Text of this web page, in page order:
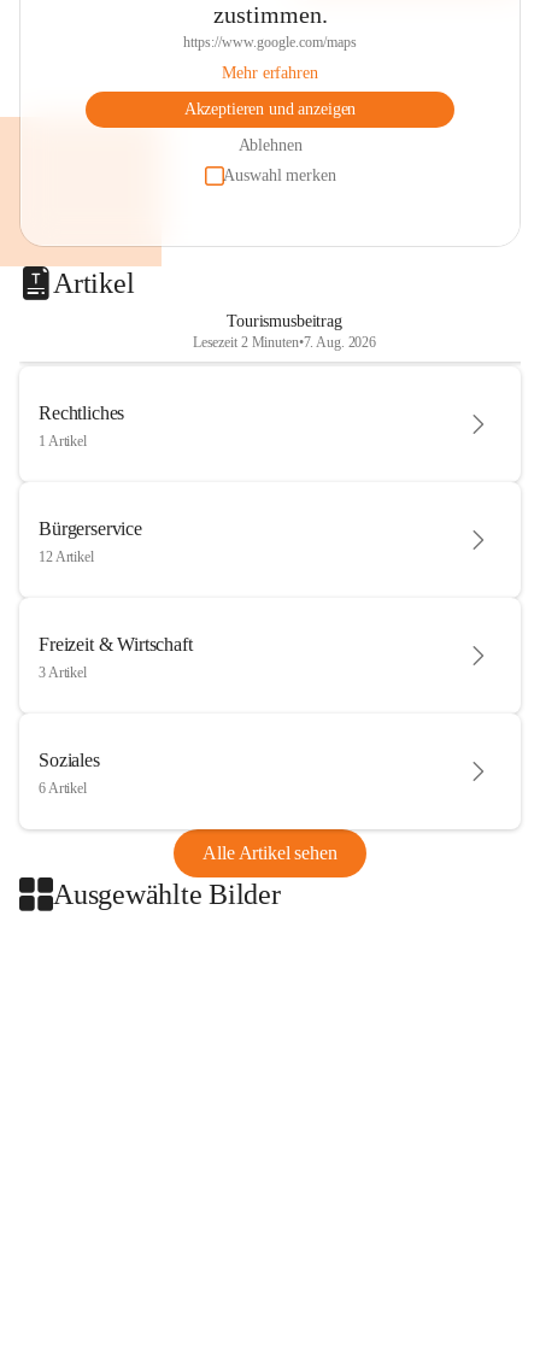
zustimmen.
https://www.google.com/maps
Mehr erfahren
Akzeptieren und anzeigen
Ablehnen
Auswahl merken
Artikel
Tourismusbeitrag
Lesezeit 2 Minuten•7. Aug. 2026
Rechtliches
1 Artikel
Bürgerservice
12 Artikel
Freizeit & Wirtschaft
3 Artikel
Soziales
6 Artikel
Alle Artikel sehen
Ausgewählte Bilder